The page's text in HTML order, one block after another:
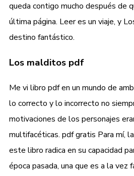
queda contigo mucho después de
última página. Leer es un viaje, y
destino fantástico.
Los malditos pdf
Me vi libro pdf en un mundo de
lo correcto y lo incorrecto no
motivaciones de los personajes
multifacéticas. pdf gratis Para mí,
este libro radica en su capacidad
época pasada, una que es a la vez